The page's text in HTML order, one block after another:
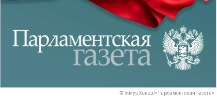
© Тимур Ханов/«Парламентская газета»